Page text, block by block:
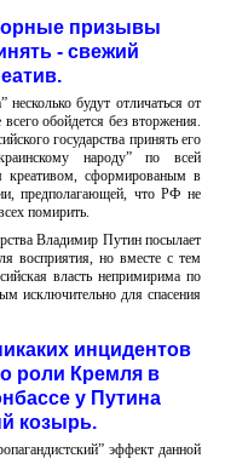
призывы
- свежий
будут отличаться от
обойдется без вторжения.
государства принять его
народу” по всей
креативом, сформированым в
предполагающей, что РФ не
помирить.
Владимир Путин посылает
восприятия, но вместе с тем
власть непримирима по
исключительно для спасения
инцидентов
о роли Кремля в
у Путина
козырь.
эффект данной